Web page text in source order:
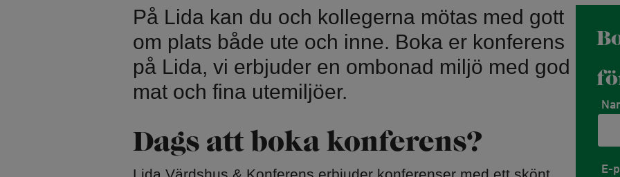
Lida Idrottskyrka
Bröllop och dop
Hyr mountainbike
Stigcykling
bana
Paddling
Kajak,
På Lida kan du och kollegerna mötas med gott
om plats både ute och inne. Boka er konferens
på Lida, vi erbjuder en ombonad miljö med god
mat och fina utemiljöer.
Dags att boka konferens?
Lida Värdshus & Konferens erbjuder konferenser med ett skönt
E-